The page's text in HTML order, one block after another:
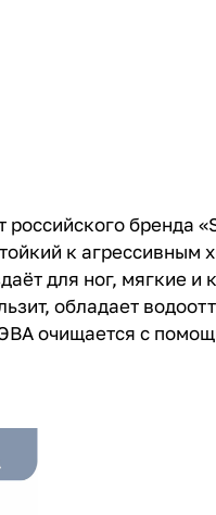
бренда
к агрессивным
для ног, мягкие
обладает
очищается с